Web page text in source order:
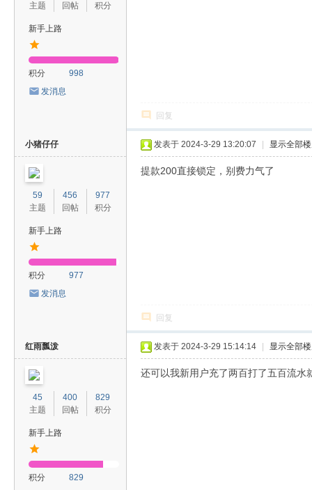
主题
回帖
积分
新手上路
积分
998
发消息
回复
小猪仔仔
59
主题
456
回帖
977
积分
新手上路
积分
977
发消息
发表于 2024-3-29 13:20:07 显示全部
提款200直接锁定，别费力气了
回复
红雨瓢泼
45
主题
400
回帖
829
积分
新手上路
积分
829
发表于 2024-3-29 15:14:14 显示全部
还可以我新用户充了两百打了五百流水